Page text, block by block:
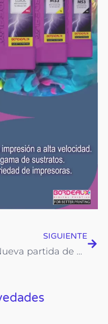
SIGUIENTE
Nueva partida de Back Pet y Banner Pet